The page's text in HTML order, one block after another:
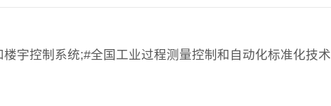
宇控制系统;#全国工业过程测量控制和自动化标准化技术